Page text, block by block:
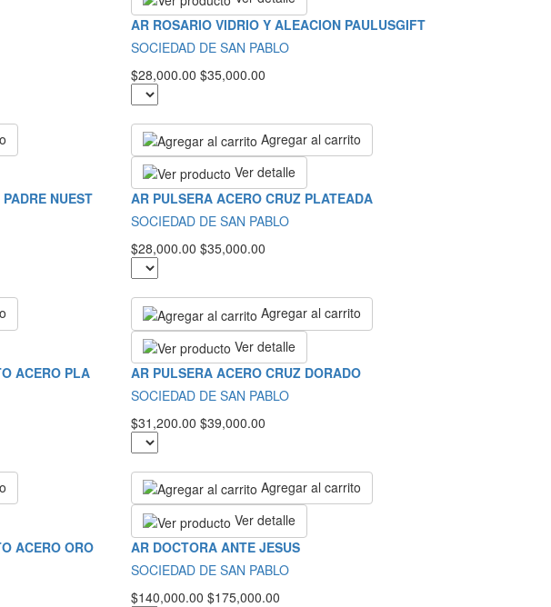
AR ROSARIO VIDRIO Y ALEACION PAULUSGIFT
SOCIEDAD DE SAN PABLO
$28,000.00 $35,000.00
NUEST
Agregar al carrito
Ver detalle
AR PULSERA ACERO CRUZ PLATEADA
SOCIEDAD DE SAN PABLO
$28,000.00 $35,000.00
ACERO PLA
Agregar al carrito
Ver detalle
AR PULSERA ACERO CRUZ DORADO
SOCIEDAD DE SAN PABLO
$31,200.00 $39,000.00
ACERO ORO
Agregar al carrito
Ver detalle
AR DOCTORA ANTE JESUS
SOCIEDAD DE SAN PABLO
$140,000.00 $175,000.00